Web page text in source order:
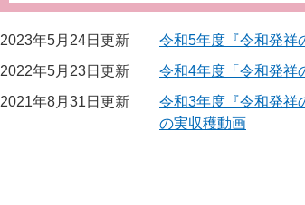
2023年5月24日更新
令和5年度『令和発祥
2022年5月23日更新
令和4年度「令和発祥
2021年8月31日更新
令和3年度『令和発祥
の実収穫動画